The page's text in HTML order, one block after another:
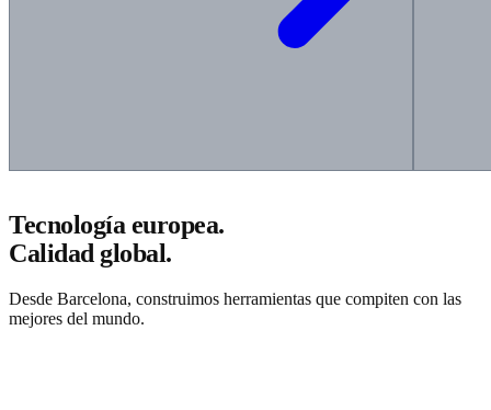
Tecnología europea.
Calidad global.
Desde Barcelona, construimos herramientas que compiten con las
mejores del mundo.